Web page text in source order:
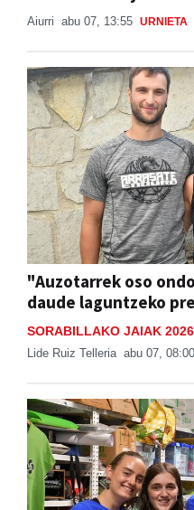
Aiurri abu 07, 13:55 URNIETA
"Auzotarrek oso
daude laguntzeko
SORABILLAKO JAIAK 2026
Lide Ruiz Telleria abu 07, 08:00